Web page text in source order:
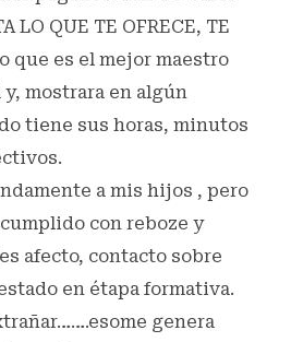
LO QUE TE OFRECE, TE
que es el mejor maestro
mostrara en algún
tiene sus horas, minutos
a mis hijos , pero
con reboze y
afecto, contacto sobre
en étapa formativa.
genera